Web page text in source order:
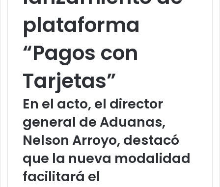
plataforma
“Pagos con
Tarjetas”
En el acto, el director
general de Aduanas,
Nelson Arroyo, destacó
que la nueva modalidad
facilitará el